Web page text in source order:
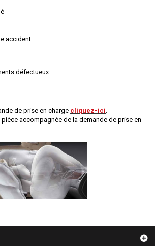
accident
défectueux
de prise en charge cliquez-ici.
accompagnée de la demande de prise en